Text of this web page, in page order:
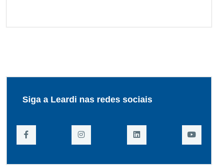
Siga a Leardi nas redes sociais